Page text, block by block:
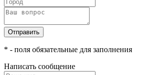
Отправить
* - поля обязательные для заполнения
Написать сообщение